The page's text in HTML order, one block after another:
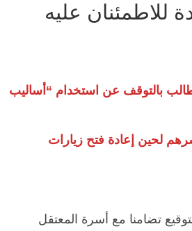
للاطمئنان عليه
وحزب.. وتطالب بالتوقف عن استخدام “أساليب
لحين إعادة فتح زيارات
تضامنا مع أسرة المعتقل